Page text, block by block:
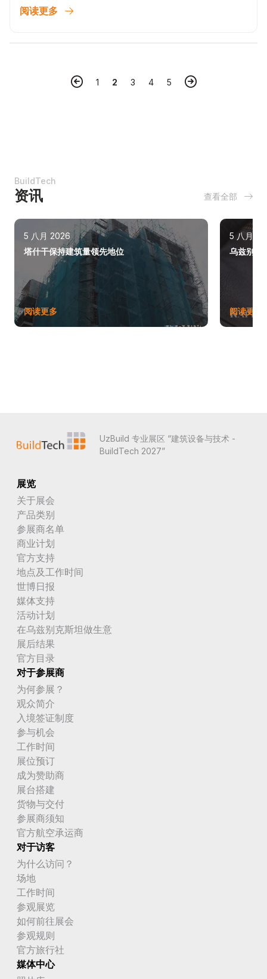
阅读更多
1 2 3 4 5
BuildTech
资讯 查看全部
5 八月 2026
塔什干保持建筑量领先地位
阅读更多
5 八月
乌兹别克
阅读更多
UzBuild 专业展区 “建筑设备与技术 -
BuildTech 2027”
展览
关于展会
产品类别
参展商名单
商业计划
官方支持
地点及工作时间
世博日报
媒体支持
活动计划
在乌兹别克斯坦做生意
展后结果
官方目录
对于参展商
为何参展？
观众简介
入境签证制度
参与机会
工作时间
展位预订
成为赞助商
展台搭建
货物与交付
参展商须知
官方航空承运商
对于访客
为什么访问？
场地
工作时间
参观展览
如何前往展会
参观规则
官方旅行社
媒体中心